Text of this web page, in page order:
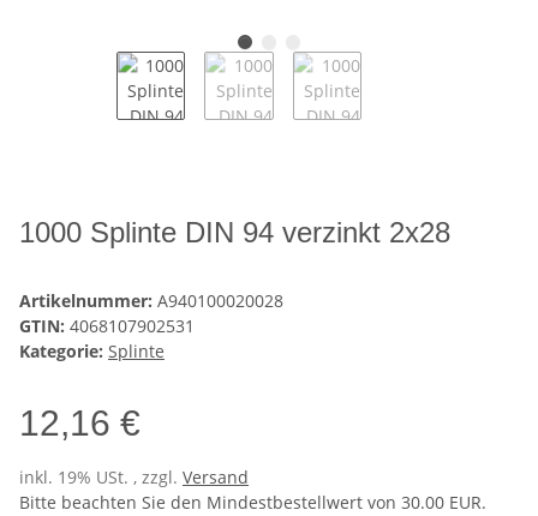
1000 Splinte DIN 94 verzinkt 2x28
Artikelnummer: A940100020028
GTIN: 4068107902531
Kategorie: Splinte
12,16 €
inkl. 19% USt. , zzgl. Versand
Bitte beachten Sie den Mindestbestellwert von 30.00 EUR.